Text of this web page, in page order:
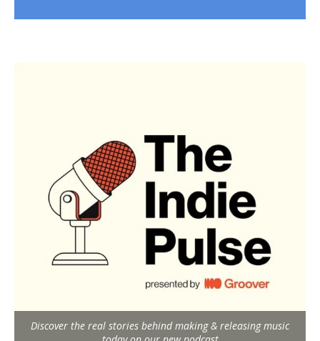
Discover the real stories behind making & releasing music